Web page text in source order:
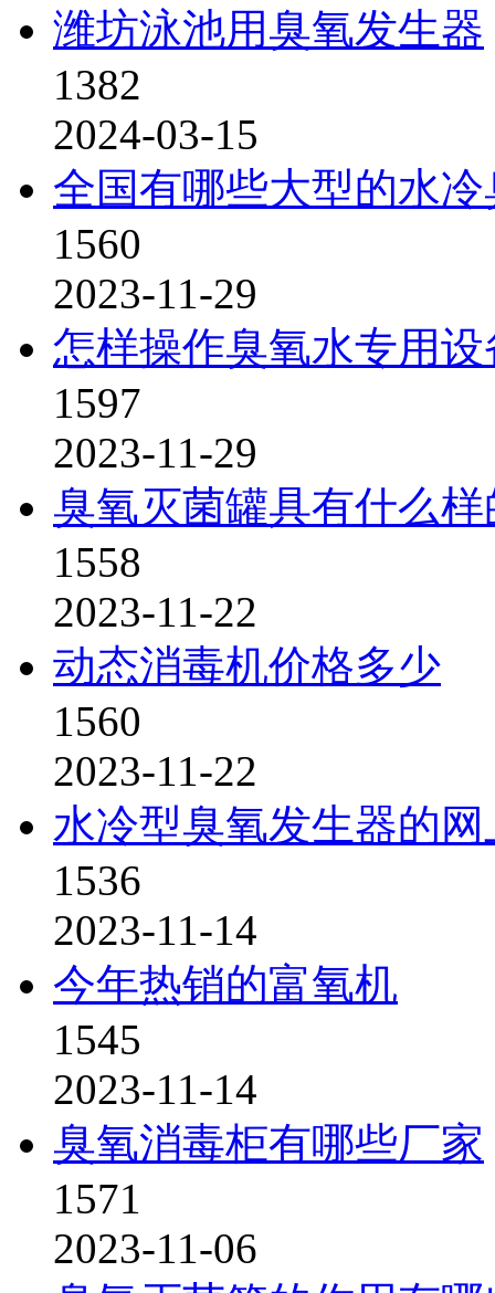
潍坊泳池用臭氧发生器
1382
2024-03-15
全国有哪些大型的水
1560
2023-11-29
怎样操作臭氧水专用设
1597
2023-11-29
臭氧灭菌罐具有什么
1558
2023-11-22
动态消毒机价格多少
1560
2023-11-22
水冷型臭氧发生器的
1536
2023-11-14
今年热销的富氧机
1545
2023-11-14
臭氧消毒柜有哪些厂家
1571
2023-11-06